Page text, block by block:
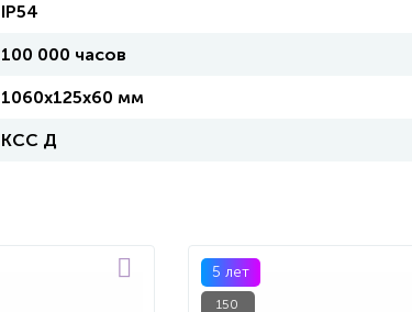
IP54
100 000 часов
1060х125х60 мм
КСС Д
5 лет
150